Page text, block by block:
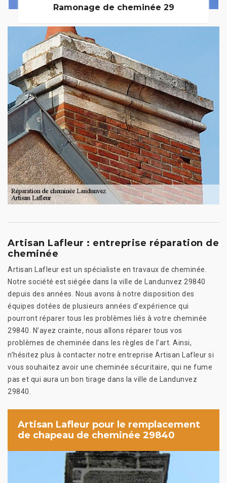
Ramonage de cheminée 29
Artisan Lafleur : entreprise réparation de
cheminée
Artisan Lafleur est un spécialiste en travaux de cheminée.
Notre société est siégée dans la ville de Landunvez 29840
depuis des années. Nous avons à notre disposition des
équipes dotées de plusieurs années d’expérience qui
pourront réparer tous les problèmes liés à votre cheminée
29840. N’ayez crainte, nous allons réparer tous vos
problèmes de cheminée dans les règles de l’art. Ainsi,
n’hésitez plus à contacter notre entreprise Artisan Lafleur si
vous souhaitez avoir une cheminée sécuritaire, qui ne fume
pas et qui aura un bon tirage dans la ville de Landunvez
29840.
Artisan Lafleur pour le remplacement
de chapeau de cheminée 29840